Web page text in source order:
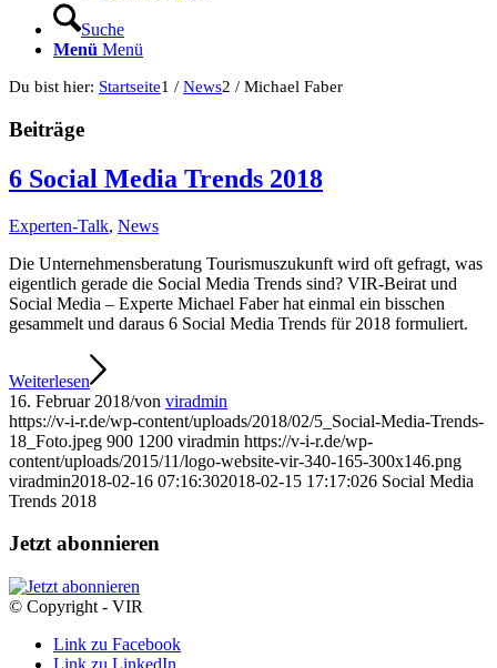
Suche
Menü Menü
Du bist hier: Startseite1 / News2 / Michael Faber
Beiträge
6 Social Media Trends 2018
Experten-Talk, News
Die Unternehmensberatung Tourismuszukunft wird oft gefragt, was
eigentlich gerade die Social Media Trends sind? VIR-Beirat und
Social Media – Experte Michael Faber hat einmal ein bisschen
gesammelt und daraus 6 Social Media Trends für 2018 formuliert.
Weiterlesen
16. Februar 2018/von viradmin
https://v-i-r.de/wp-content/uploads/2018/02/5_Social-Media-Trends-
18_Foto.jpeg 900 1200 viradmin https://v-i-r.de/wp-
content/uploads/2015/11/logo-website-vir-340-165-300x146.png
viradmin2018-02-16 07:16:302018-02-15 17:17:026 Social Media
Trends 2018
Jetzt abonnieren
© Copyright - VIR
Link zu Facebook
Link zu LinkedIn